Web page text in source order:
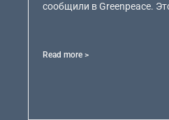
сообщили в Greenpeace.
Read more >